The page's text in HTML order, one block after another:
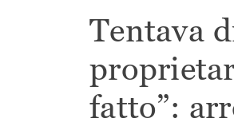
Tentava
fatto”: